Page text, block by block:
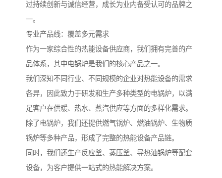
过持续创新与诚信经营，成长为业内备受认可的品牌之
一。
专业产品线：覆盖多元需求
作为一家综合性的热能设备供应商，我们拥有完善的产
品体系，其中电锅炉是我们的核心产品之一。
我们深知不同行业、不同规模的企业对热能设备的需求
各异，因此致力于研发和生产多种类型的电锅炉，以满
足客户在供暖、热水、蒸汽供应等方面的多样化需求。
除了电锅炉，我们还提供燃气锅炉、燃油锅炉、生物质
锅炉等多种产品，形成了完整的热能设备产品链。
同时，我们还生产反应釜、蒸压釜、导热油锅炉等配套
设备，为客户提供一站式的热能解决方案。